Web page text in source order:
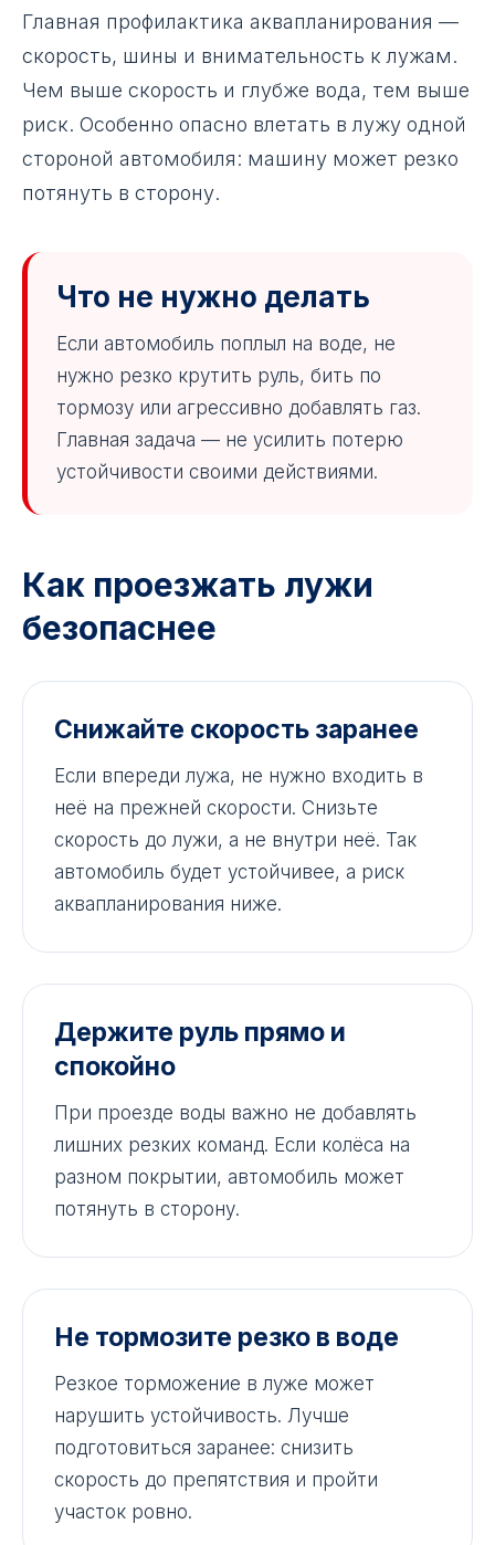
Главная профилактика аквапланирования —
скорость, шины и внимательность к лужам.
Чем выше скорость и глубже вода, тем выше
риск. Особенно опасно влетать в лужу одной
стороной автомобиля: машину может резко
потянуть в сторону.
Что не нужно делать
Если автомобиль поплыл на воде, не
нужно резко крутить руль, бить по
тормозу или агрессивно добавлять газ.
Главная задача — не усилить потерю
устойчивости своими действиями.
Как проезжать лужи
безопаснее
Снижайте скорость заранее
Если впереди лужа, не нужно входить в
неё на прежней скорости. Снизьте
скорость до лужи, а не внутри неё. Так
автомобиль будет устойчивее, а риск
аквапланирования ниже.
Держите руль прямо и
спокойно
При проезде воды важно не добавлять
лишних резких команд. Если колёса на
разном покрытии, автомобиль может
потянуть в сторону.
Не тормозите резко в воде
Резкое торможение в луже может
нарушить устойчивость. Лучше
подготовиться заранее: снизить
скорость до препятствия и пройти
участок ровно.